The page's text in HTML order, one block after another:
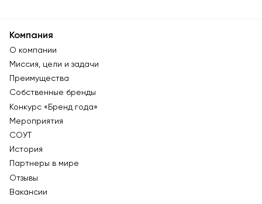
Компания
О компании
Миссия, цели и задачи
Преимущества
Собственные бренды
Конкурс «Бренд года»
Мероприятия
СОУТ
История
Партнеры в мире
Отзывы
Вакансии